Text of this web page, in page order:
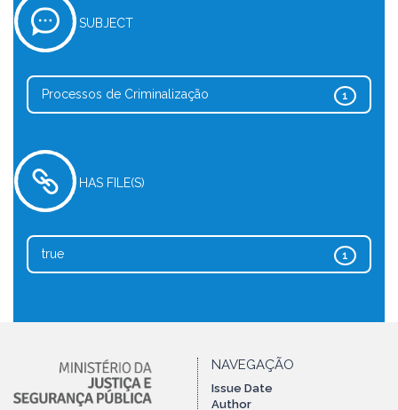
SUBJECT
1
Processos de Criminalização
HAS FILE(S)
1
true
NAVEGAÇÃO
Issue Date
Author